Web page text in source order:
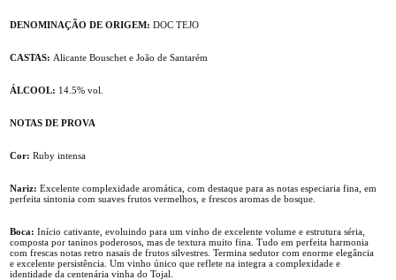
DENOMINAÇÃO DE ORIGEM: DOC TEJO
CASTAS: Alicante Bouschet e João de Santarém
ÁLCOOL: 14.5% vol.
NOTAS DE PROVA
Cor: Ruby intensa
Nariz: Excelente complexidade aromática, com destaque para as notas especiaria fina, em
perfeita sintonia com suaves frutos vermelhos, e frescos aromas de bosque.
Boca: Início cativante, evoluindo para um vinho de excelente volume e estrutura séria,
composta por taninos poderosos, mas de textura muito fina. Tudo em perfeita harmonia
com frescas notas retro nasais de frutos silvestres. Termina sedutor com enorme elegância
e excelente persistência. Um vinho único que reflete na integra a complexidade e
identidade da centenária vinha do Tojal.